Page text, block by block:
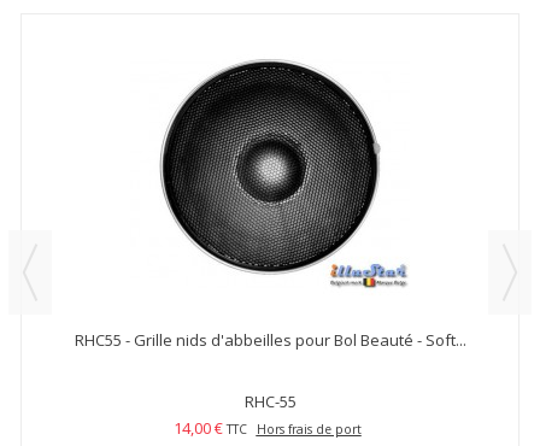
RHC55 - Grille nids d'abbeilles pour Bol Beauté - Soft...
RHC-55
14,00 € TTC Hors frais de port